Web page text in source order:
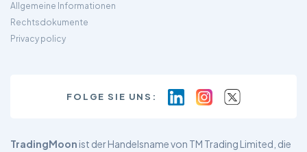
Allgemeine Informationen
Rechtsdokumente
Privacy policy
FOLGE SIE UNS:
TradingMoon ist der Handelsname von TM Trading Limited, die